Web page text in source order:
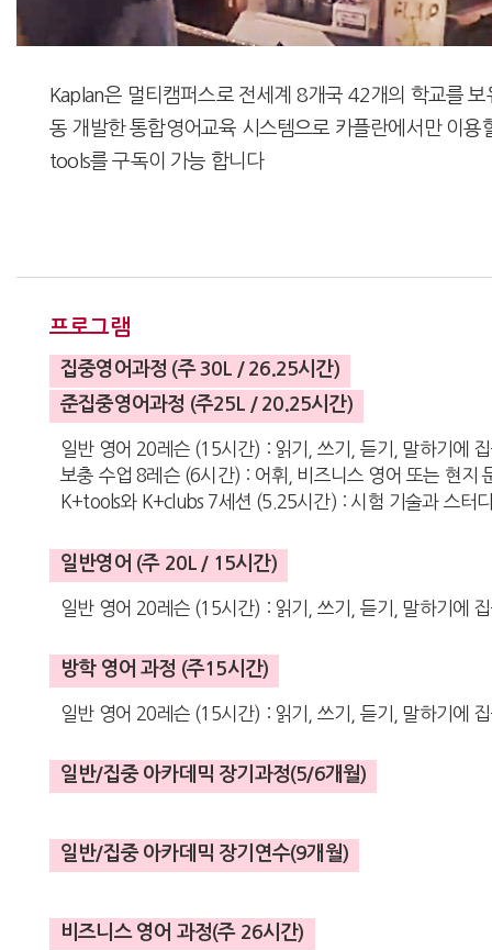
Kaplan은 멀티캠퍼스로 전세계 8개국 42개의 학교를
동 개발한 통합영어교육 시스템으로 카플란에서만 이
tools를 구독이 가능 합니다
프로그램
집중영어과정 (주 30L / 26.25시간)
준집중영어과정 (주25L / 20.25시간)
일반 영어 20레슨 (15시간) : 읽기, 쓰기, 듣기, 말하기에
보충 수업 8레슨 (6시간) : 어휘, 비즈니스 영어 또는 현지
K+tools와 K+clubs 7세션 (5.25시간) : 시험 기술과 스터
일반영어 (주 20L / 15시간)
일반 영어 20레슨 (15시간) : 읽기, 쓰기, 듣기, 말하기에
방학 영어 과정 (주15시간)
일반 영어 20레슨 (15시간) : 읽기, 쓰기, 듣기, 말하기에
일반/집중 아카데믹 장기과정(5/6개월)
일반/집중 아카데믹 장기연수(9개월)
비즈니스 영어 과정(주 26시간)